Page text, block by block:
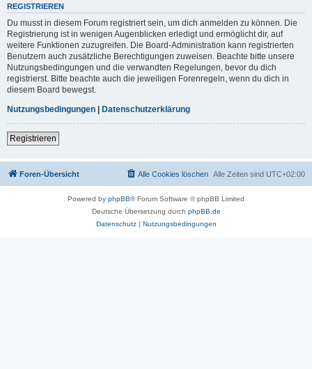
REGISTRIEREN
Du musst in diesem Forum registriert sein, um dich anmelden zu können. Die
Registrierung ist in wenigen Augenblicken erledigt und ermöglicht dir, auf
weitere Funktionen zuzugreifen. Die Board-Administration kann registrierten
Benutzern auch zusätzliche Berechtigungen zuweisen. Beachte bitte unsere
Nutzungsbedingungen und die verwandten Regelungen, bevor du dich
registrierst. Bitte beachte auch die jeweiligen Forenregeln, wenn du dich in
diesem Board bewegst.
Nutzungsbedingungen | Datenschutzerklärung
Registrieren
Foren-Übersicht Alle Zeiten sind UTC+02:00
Alle Cookies löschen
Powered by phpBB® Forum Software © phpBB Limited
Deutsche Übersetzung durch phpBB.de
Datenschutz| Nutzungsbedingungen